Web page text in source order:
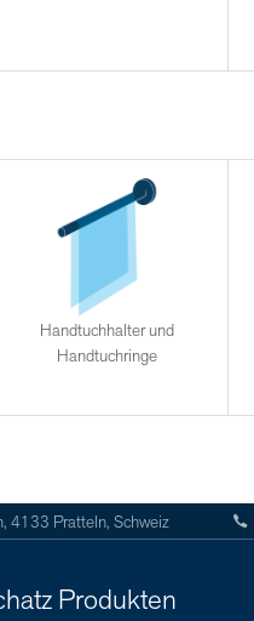
Handtuchhalter und
Handtuchringe
4133 Pratteln, Schweiz
Produkten